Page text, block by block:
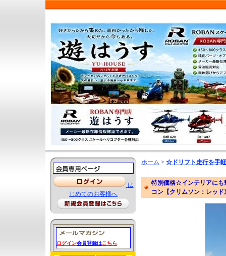
は
じめてのお客様へ
ログイン会員登録はこちら
ホーム > ☆ドリフト走行を手
特別価格☆インテリアに
コン【クリムソン：レッ